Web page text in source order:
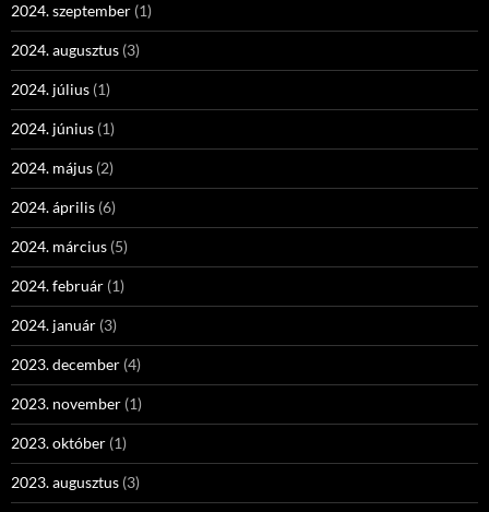
2024. szeptember (1)
2024. augusztus (3)
2024. július (1)
2024. június (1)
2024. május (2)
2024. április (6)
2024. március (5)
2024. február (1)
2024. január (3)
2023. december (4)
2023. november (1)
2023. október (1)
2023. augusztus (3)